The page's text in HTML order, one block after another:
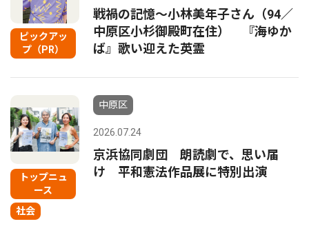
ピックアッ
プ（PR）
戦禍の記憶〜小林美年子さん（94／
中原区小杉御殿町在住） 『海ゆか
ば』歌い迎えた英霊
トップニュ
ース
社会
中原区
2026.07.24
京浜協同劇団 朗読劇で、思い届
け 平和憲法作品展に特別出演